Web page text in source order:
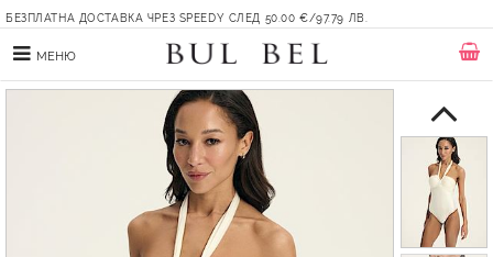
БЕЗПЛАТНА ДОСТАВКА ЧРЕЗ SPEEDY СЛЕД 50.00 €/97.79 ЛВ.
МЕНЮ